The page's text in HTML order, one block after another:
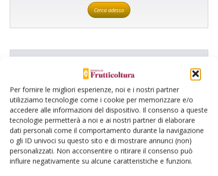
Per fornire le migliori esperienze, noi e i nostri partner
utilizziamo tecnologie come i cookie per memorizzare e/o
accedere alle informazioni del dispositivo. Il consenso a queste
tecnologie permetterà a noi e ai nostri partner di elaborare
dati personali come il comportamento durante la navigazione
o gli ID univoci su questo sito e di mostrare annunci (non)
personalizzati. Non acconsentire o ritirare il consenso può
influire negativamente su alcune caratteristiche e funzioni.
Cerca adesso
L'Esperto risponde
I consigli di Terra e Vita agli agricoltori
Cerca adesso